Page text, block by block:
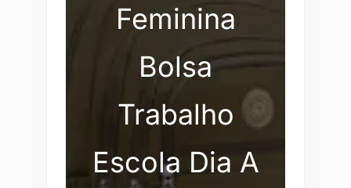
Feminina
Bolsa
Trabalho
Escola Dia A